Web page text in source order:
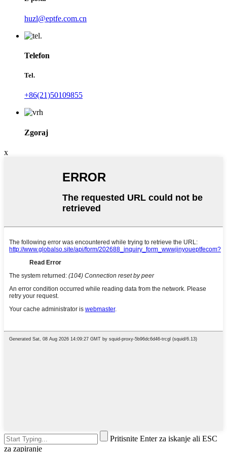
huzl@eptfe.com.cn
Telefon
Tel.
+86(21)50109855
Zgoraj
x
Pritisnite Enter za iskanje ali ESC
za zapiranje